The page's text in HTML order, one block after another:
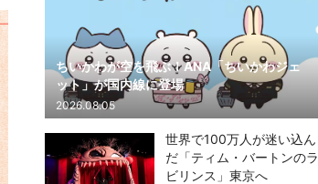
ちいかわが空を飛ぶ！ANA「ちいかわジェ
ット」が国内線に登場
2026.08.05
世界で100万人が迷い込ん
だ「ティム・バートンのラ
ビリンス」東京へ